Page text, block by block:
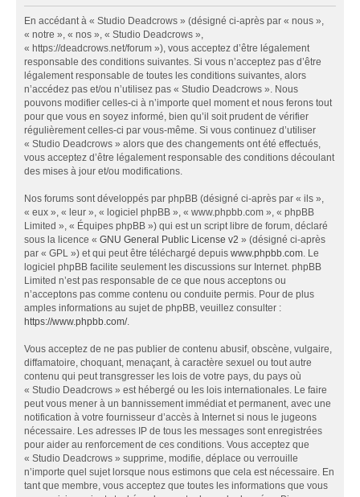
En accédant à « Studio Deadcrows » (désigné ci-après par « nous »,
« notre », « nos », « Studio Deadcrows »,
« https://deadcrows.net/forum »), vous acceptez d’être légalement
responsable des conditions suivantes. Si vous n’acceptez pas d’être
légalement responsable de toutes les conditions suivantes, alors
n’accédez pas et/ou n’utilisez pas « Studio Deadcrows ». Nous
pouvons modifier celles-ci à n’importe quel moment et nous ferons tout
pour que vous en soyez informé, bien qu’il soit prudent de vérifier
régulièrement celles-ci par vous-même. Si vous continuez d’utiliser
« Studio Deadcrows » alors que des changements ont été effectués,
vous acceptez d’être légalement responsable des conditions découlant
des mises à jour et/ou modifications.
Nos forums sont développés par phpBB (désigné ci-après par « ils »,
« eux », « leur », « logiciel phpBB », « www.phpbb.com », « phpBB
Limited », « Équipes phpBB ») qui est un script libre de forum, déclaré
sous la licence « GNU General Public License v2 » (désigné ci-après
par « GPL ») et qui peut être téléchargé depuis www.phpbb.com. Le
logiciel phpBB facilite seulement les discussions sur Internet. phpBB
Limited n’est pas responsable de ce que nous acceptons ou
n’acceptons pas comme contenu ou conduite permis. Pour de plus
amples informations au sujet de phpBB, veuillez consulter :
https://www.phpbb.com/.
Vous acceptez de ne pas publier de contenu abusif, obscène, vulgaire,
diffamatoire, choquant, menaçant, à caractère sexuel ou tout autre
contenu qui peut transgresser les lois de votre pays, du pays où
« Studio Deadcrows » est hébergé ou les lois internationales. Le faire
peut vous mener à un bannissement immédiat et permanent, avec une
notification à votre fournisseur d’accès à Internet si nous le jugeons
nécessaire. Les adresses IP de tous les messages sont enregistrées
pour aider au renforcement de ces conditions. Vous acceptez que
« Studio Deadcrows » supprime, modifie, déplace ou verrouille
n’importe quel sujet lorsque nous estimons que cela est nécessaire. En
tant que membre, vous acceptez que toutes les informations que vous